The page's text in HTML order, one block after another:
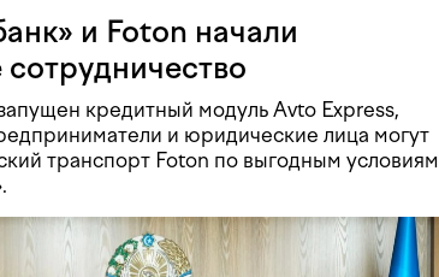
и Foton начали
сотрудничество
кредитный модуль Avto Express,
и юридические лица могут
транспорт Foton по выгодным условиям